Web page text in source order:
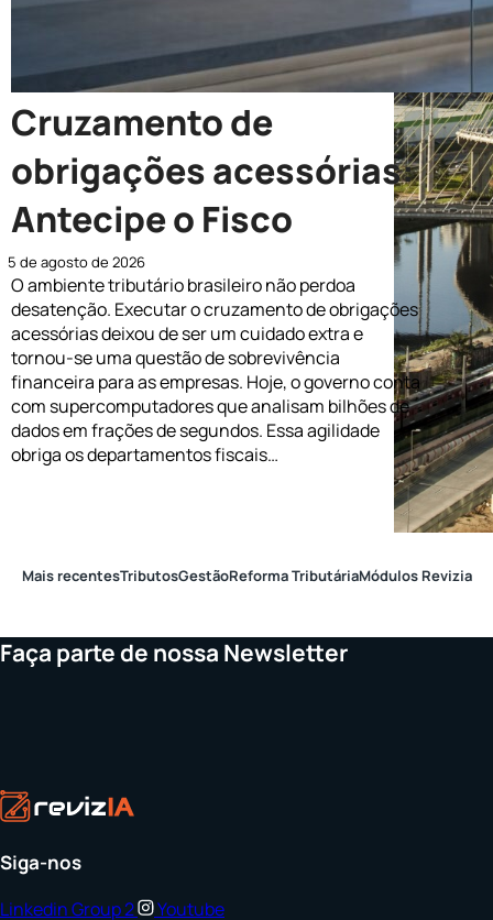
Cruzamento de
obrigações acessórias:
Antecipe o Fisco
5 de agosto de 2026
O ambiente tributário brasileiro não perdoa
desatenção. Executar o cruzamento de obrigações
acessórias deixou de ser um cuidado extra e
tornou-se uma questão de sobrevivência
financeira para as empresas. Hoje, o governo conta
com supercomputadores que analisam bilhões de
dados em frações de segundos. Essa agilidade
obriga os departamentos fiscais…
Mais recentesTributosGestãoReforma TributáriaMódulos Revizia
Faça parte de nossa Newsletter
Siga-nos
LinkedinGroup 2 Youtube